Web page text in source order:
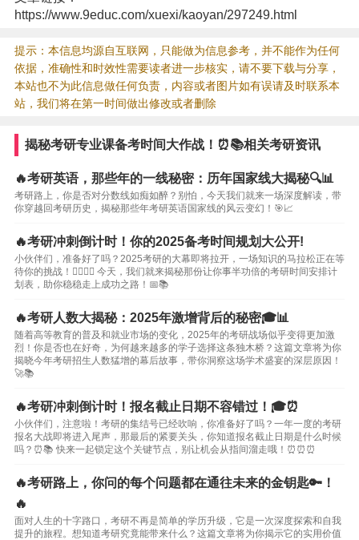
https://www.9educ.com/xuexi/kaoyan/297249.html
提示：本信息均源自互联网，只能做为信息参考，并不能作为任何
依据，准确性和时效性需要读者进一步核实，请不要下载与分享，
本站也不为此信息做任何负责，内容或者图片如有误请及时联系本
站，我们将在第一时间做出修改或者删除
揭秘考研专业课备考时间大作战！⏰📚相关考研资讯
🔥考研英语，那些年的一线秘密：历年国家线大揭秘🔍📊
考研路上，你是否对分数线如痴如醉？别怕，今天我们就来一场深度解读，带
你穿越回考研历史，揭秘那些年考研英语国家线的风云变幻！🎯📈
🔥考研冲刺倒计时！你的2025备考时间规划大公开!
小伙伴们，准备好了吗？2025考研的大幕即将拉开，一场知识的马拉松正在等
待你的挑战！🏃‍♀️🏃‍♂️ 今天，我们就来揭秘那份让你事半功倍的考研时间安排计
划表，助你稳稳走上成功之路！📅📚
🔥考研人数大揭秘：2025年激增背后的秘密🎓📊
随着高等教育的普及和就业市场的变化，2025年的考研战场似乎变得更加激
烈！你是否也在好奇，为何越来越多的学子选择这条独木桥？这篇文章将为你
揭晓今年考研招生人数猛增的幕后故事，带你洞察这场学术盛宴的深层原因！
🚀📚
🔥考研冲刺倒计时！报名截止日期不容错过！🎓⏰
小伙伴们，注意啦！考研的集结号已经吹响，你准备好了吗？一年一度的考研
报名大战即将进入尾声，那最后的紧要关头，你知道报名截止日期是什么时候
吗？⏰📚 快来一起锁定这个关键节点，别让机会从指间溜走哦！⏰⏰⏰
🔥考研路上，你问的每个问题都在通往未来的金钥匙🔑！
🔥
面对人生的十字路口，考研不再是简单的学历升级，它是一次深度探索和自我
提升的旅程。想知道考研究竟能带来什么？这篇文章将为你揭示它的实用价值